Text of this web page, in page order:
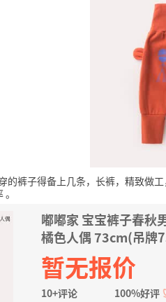
的裤子得备上几条，长裤，精致做工
。
嘟嘟家 宝宝裤子春秋
橘色人偶 73cm(吊牌
暂无报价
10+评论 100%好评